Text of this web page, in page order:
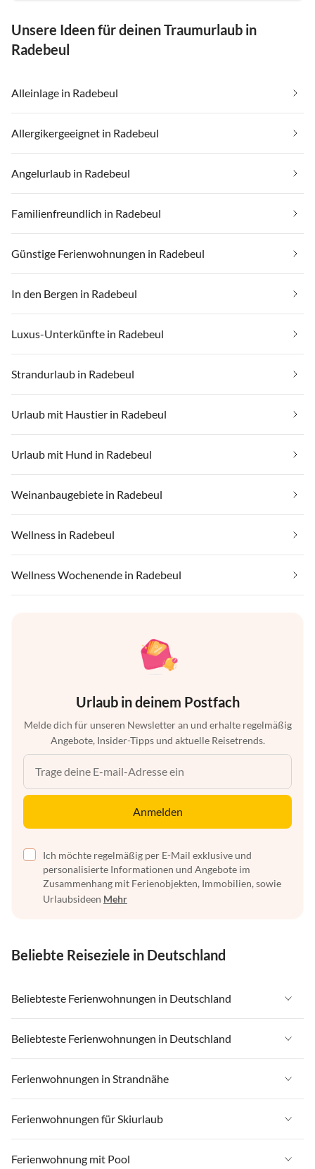
Unsere Ideen für deinen Traumurlaub in
Radebeul
Alleinlage in Radebeul
Allergikergeeignet in Radebeul
Angelurlaub in Radebeul
Familienfreundlich in Radebeul
Günstige Ferienwohnungen in Radebeul
In den Bergen in Radebeul
Luxus-Unterkünfte in Radebeul
Strandurlaub in Radebeul
Urlaub mit Haustier in Radebeul
Urlaub mit Hund in Radebeul
Weinanbaugebiete in Radebeul
Wellness in Radebeul
Wellness Wochenende in Radebeul
Urlaub in deinem Postfach
Melde dich für unseren Newsletter an und erhalte regelmäßig
Angebote, Insider-Tipps und aktuelle Reisetrends.
Anmelden
Ich möchte regelmäßig per E-Mail exklusive und
personalisierte Informationen und Angebote im
Zusammenhang mit Ferienobjekten, Immobilien, sowie
Urlaubsideen Mehr
Beliebte Reiseziele in Deutschland
Beliebteste Ferienwohnungen in Deutschland
Ferienwohnungen in Deutschland
Ferienwohnungen in Ostsee
Ferienwohnungen in Nordsee
Ferienwohnungen in Mecklenburg-Vorpommern
Ferienwohnungen in Niedersachsen
Beliebteste Ferienwohnungen in Deutschland
Ferienwohnungen in Deutschland
Ferienwohnungen in Ostsee
Ferienwohnungen in Nordsee
Ferienwohnungen in Strandnähe
Ferienwohnungen in Strandnähe in Deutschland
Ferienwohnungen in Strandnähe in Ostsee
Ferienwohnungen für Skiurlaub
Ferienwohnungen für Skiurlaub in Deutschland
Ferienwohnung mit Pool